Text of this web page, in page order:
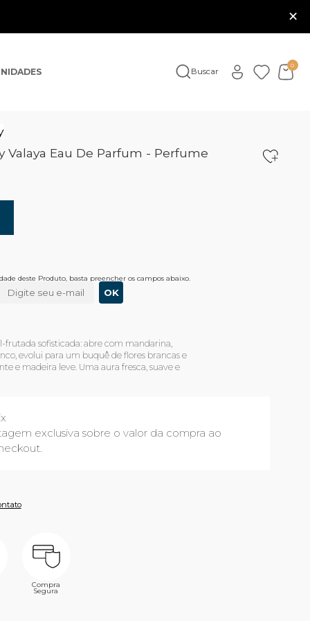
×
Buscar
0
Valaya Eau De Parfum - Perfume
deste Produto, basta preencher os campos abaixo.
sofisticada: abre com mandarina,
evolui para um buquê de flores brancas e
e madeira leve. Uma aura fresca, suave e
exclusiva sobre o valor da compra ao
Compra
Segura